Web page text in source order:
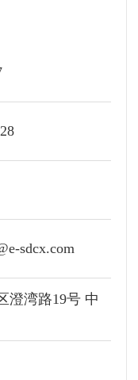
sdcx.com
澄湾路19号 中